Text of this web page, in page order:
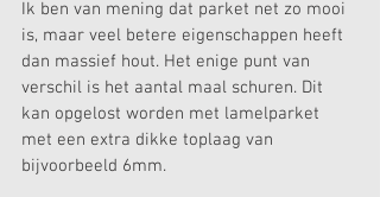
Ik ben van mening dat parket net zo mooi
is, maar veel betere eigenschappen heeft
dan massief hout. Het enige punt van
verschil is het aantal maal schuren. Dit
kan opgelost worden met lamelparket
met een extra dikke toplaag van
bijvoorbeeld 6mm.